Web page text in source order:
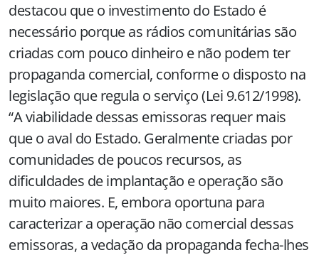
destacou que o investimento do Estado é
necessário porque as rádios comunitárias são
criadas com pouco dinheiro e não podem ter
propaganda comercial, conforme o disposto na
legislação que regula o serviço (Lei 9.612/1998).
“A viabilidade dessas emissoras requer mais
que o aval do Estado. Geralmente criadas por
comunidades de poucos recursos, as
dificuldades de implantação e operação são
muito maiores. E, embora oportuna para
caracterizar a operação não comercial dessas
emissoras, a vedação da propaganda fecha-lhes